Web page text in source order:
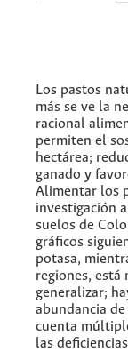
Los pastos
más se ve la
racional
permiten el
hectárea;
ganado y
Alimentar los
investigación
suelos de
gráficos
potasa,
regiones, está
generalizar;
abundancia
cuenta
las